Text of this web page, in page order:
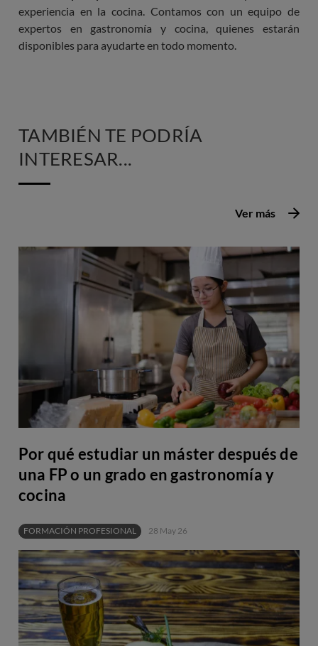
experiencia en la cocina. Contamos con un equipo de
expertos en gastronomía y cocina, quienes estarán
disponibles para ayudarte en todo momento.
TAMBIÉN TE PODRÍA
INTERESAR...
Por qué estudiar un máster después de
una FP o un grado en gastronomía y
cocina
FORMACIÓN PROFESIONAL 28 May 26
Ver más